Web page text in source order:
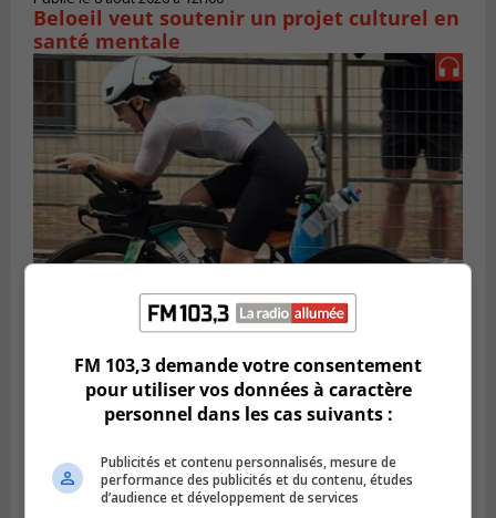
Beloeil veut soutenir un projet culturel en
santé mentale
De la fibrose kystique à l’Ironman : le
parcours inspirant d’Emma Fontaine
FM 103,3 demande votre consentement
pour utiliser vos données à caractère
personnel dans les cas suivants :
Publicités et contenu personnalisés, mesure de
performance des publicités et du contenu, études
d’audience et développement de services